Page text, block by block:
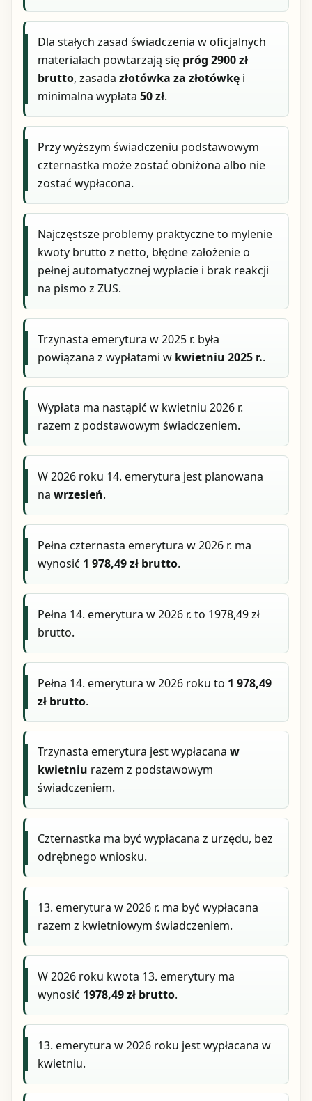
Dla stałych zasad świadczenia w oficjalnych
materiałach powtarzają się próg 2900 zł
brutto, zasadazłotówka za złotówkę i
minimalna wypłata50 zł.
Przy wyższym świadczeniu podstawowym
czternastka może zostać obniżona albo nie
zostać wypłacona.
Najczęstsze problemy praktyczne to mylenie
kwoty brutto z netto, błędne założenie o
pełnej automatycznej wypłacie i brak reakcji
na pismo z ZUS.
Trzynasta emerytura w 2025 r. była
powiązana z wypłatami w kwietniu 2025 r..
Wypłata ma nastąpić w kwietniu 2026 r.
razem z podstawowym świadczeniem.
W 2026 roku 14. emerytura jest planowana
nawrzesień.
Pełna czternasta emerytura w 2026 r. ma
wynosić 1 978,49 zł brutto.
Pełna 14. emerytura w 2026 r. to 1978,49 zł
brutto.
Pełna 14. emerytura w 2026 roku to 1 978,49
zł brutto.
Trzynasta emerytura jest wypłacanaw
kwietniu razem z podstawowym
świadczeniem.
Czternastka ma być wypłacana z urzędu, bez
odrębnego wniosku.
13. emerytura w 2026 r. ma być wypłacana
razem z kwietniowym świadczeniem.
W 2026 roku kwota 13. emerytury ma
wynosić 1978,49 zł brutto.
13. emerytura w 2026 roku jest wypłacana w
kwietniu.